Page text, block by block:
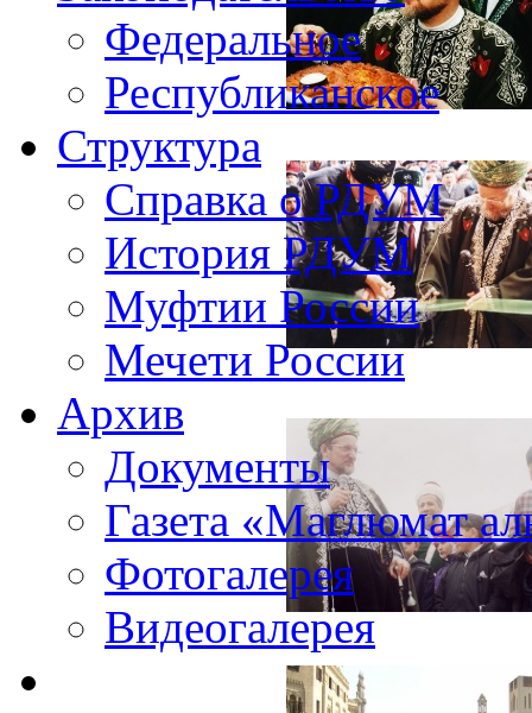
Федеральное
Республиканское
Структура
Справка о РДУМ
История РДУМ
Муфтии России
Мечети России
Архив
Документы
Газета «Маглюмат
Фотогалерея
Видеогалерея